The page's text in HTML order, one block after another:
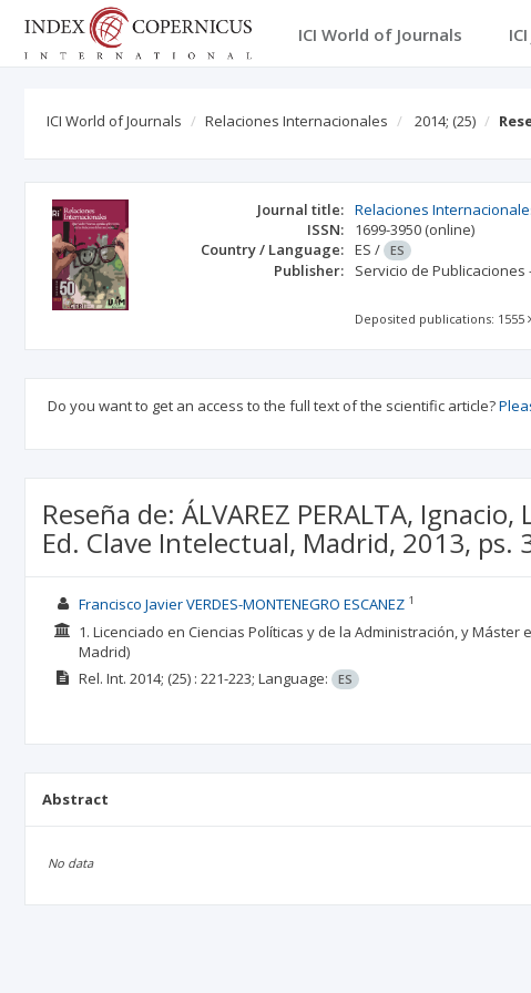
ICI World of Journals
ICI World of Journals Relaciones Internacionales 2014; (25)
Journal title: Relaciones
ISSN:
1699-3950 (online)
Country / Language: ES / ES
Publisher: Servicio de
Deposited publications: 1555
Do you want to get an access to the full text of the scientific article?
Reseña de: ÁLVAREZ PERALTA,
Ed. Clave Intelectual, Madrid, 2013, ps.
Francisco Javier VERDES-MONTENEGRO ESCANEZ1
1. Licenciado en Ciencias Políticas y de la Administración, y
Madrid)
Rel. Int. 2014; (25) : 221-223; Language: ES
Abstract
No data